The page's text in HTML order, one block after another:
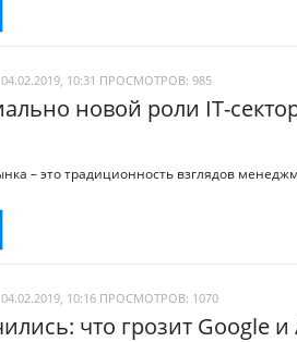
10:31 ПРОСМОТРОВ: 985
новой роли IT-
– это традиционность взглядов
10:16 ПРОСМОТРОВ: 1070
что грозит Google и